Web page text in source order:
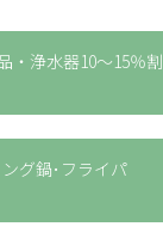
・浄水器10～15％割
グ鍋･フライパ